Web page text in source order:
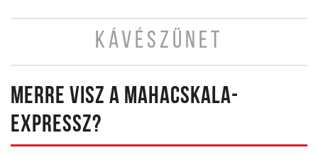
KÁVÉSZÜNET
MERRE VISZ A MAHACSKALA-
EXPRESSZ?